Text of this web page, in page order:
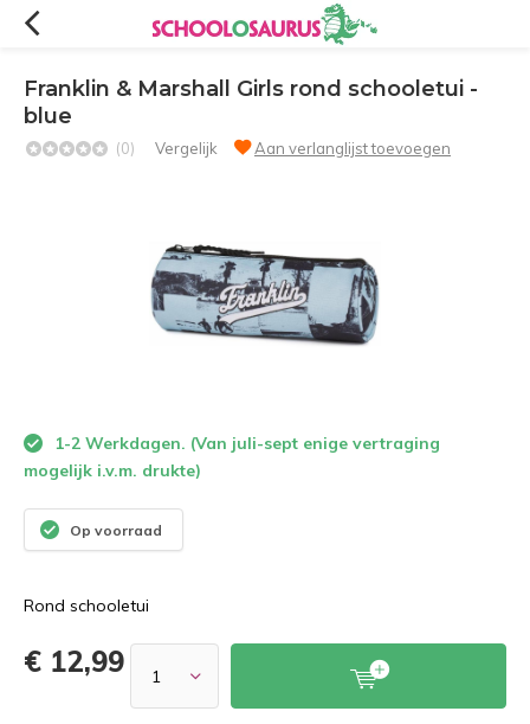
Franklin & Marshall Girls rond schooletui -
blue
(0) Vergelijk Aan verlanglijst toevoegen
1-2 Werkdagen. (Van juli-sept enige vertraging
mogelijk i.v.m. drukte)
Op voorraad
Rond schooletui
€ 12,99